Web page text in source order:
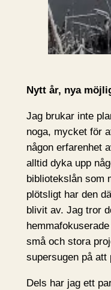
Nytt år, nya
Jag brukar inte
noga, mycket för
någon erfarenhet
alltid dyka upp
bibliotekslån som
plötsligt har den
blivit av. Jag tror
små och stora
supersugen på att
Dels har jag ett